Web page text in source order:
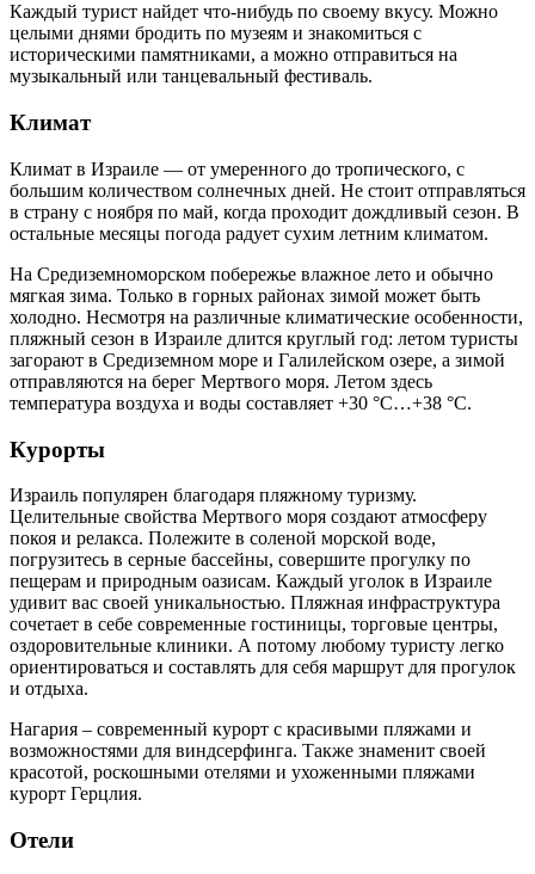
Каждый турист найдет что-нибудь по своему вкусу. Можно
целыми днями бродить по музеям и знакомиться с
историческими памятниками, а можно отправиться на
музыкальный или танцевальный фестиваль.
Климат
Климат в Израиле — от умеренного до тропического, с
большим количеством солнечных дней. Не стоит отправляться
в страну с ноября по май, когда проходит дождливый сезон. В
остальные месяцы погода радует сухим летним климатом.
На Средиземноморском побережье влажное лето и обычно
мягкая зима. Только в горных районах зимой может быть
холодно. Несмотря на различные климатические особенности,
пляжный сезон в Израиле длится круглый год: летом туристы
загорают в Средиземном море и Галилейском озере, а зимой
отправляются на берег Мертвого моря. Летом здесь
температура воздуха и воды составляет +30 °C…+38 °C.
Курорты
Израиль популярен благодаря пляжному туризму.
Целительные свойства Мертвого моря создают атмосферу
покоя и релакса. Полежите в соленой морской воде,
погрузитесь в серные бассейны, совершите прогулку по
пещерам и природным оазисам. Каждый уголок в Израиле
удивит вас своей уникальностью. Пляжная инфраструктура
сочетает в себе современные гостиницы, торговые центры,
оздоровительные клиники. А потому любому туристу легко
ориентироваться и составлять для себя маршрут для прогулок
и отдыха.
Нагария – современный курорт с красивыми пляжами и
возможностями для виндсерфинга. Также знаменит своей
красотой, роскошными отелями и ухоженными пляжами
курорт Герцлия.
Отели